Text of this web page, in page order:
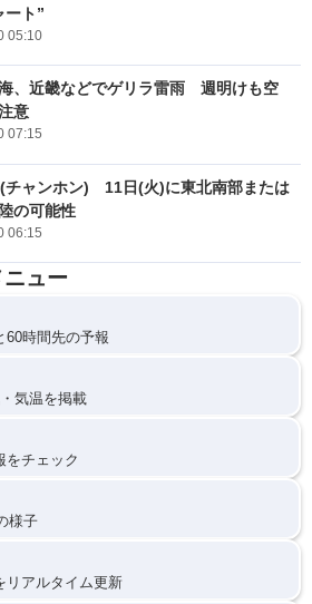
ート”
05:10
、近畿などでゲリラ雷雨 週明けも空
意
07:15
チャンホン) 11日(火)に東北南部または
の可能性
06:15
ュー
60時間先の予報
気温を掲載
をチェック
様子
リアルタイム更新